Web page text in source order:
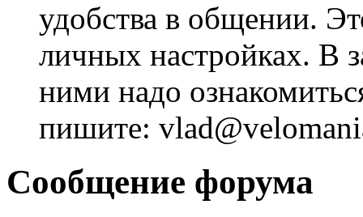
удобства в общении.
личных настройках. В
ними надо
пишите:
Сообщение форума